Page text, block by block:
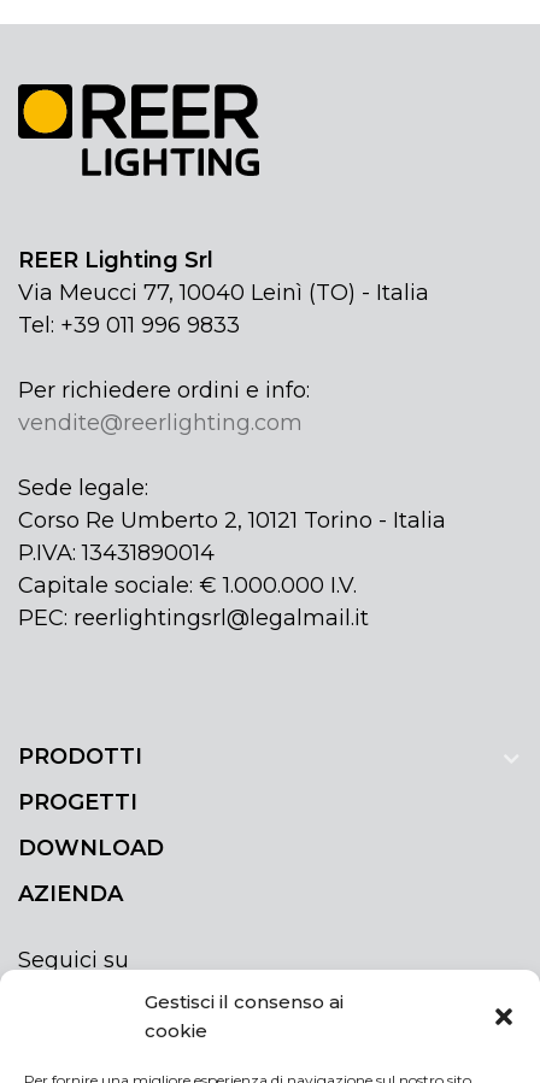
Gestisci il consenso ai
cookie
REER Lighting Srl
Via Meucci 77, 10040 Leinì (TO) - Italia
Tel: +39 011 996 9833
Per richiedere ordini e info:
vendite@reerlighting.com
Sede legale:
Corso Re Umberto 2, 10121 Torino - Italia
P.IVA: 13431890014
Capitale sociale: € 1.000.000 I.V.
PEC: reerlightingsrl@legalmail.it
PRODOTTI
PROGETTI
DOWNLOAD
AZIENDA
Seguici su